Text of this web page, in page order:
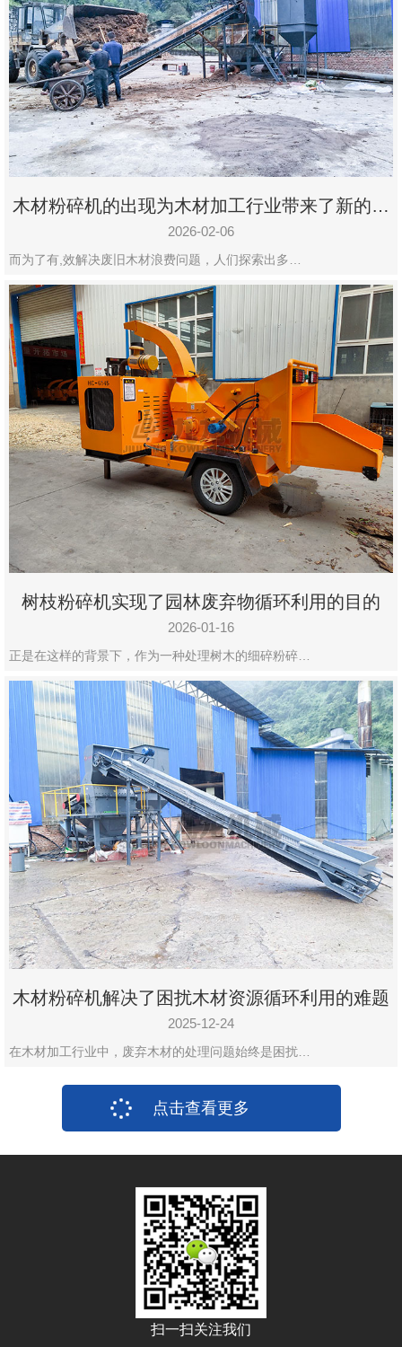
木材粉碎机的出现为木材加工行业带来了新的变
化
2026-02-06
而为了有,效解决废旧木材浪费问题，人们探索出多…
树枝粉碎机实现了园林废弃物循环利用的目的
2026-01-16
正是在这样的背景下，作为一种处理树木的细碎粉碎…
木材粉碎机解决了困扰木材资源循环利用的难题
2025-12-24
在木材加工行业中，废弃木材的处理问题始终是困扰…
点击查看更多
扫一扫关注我们